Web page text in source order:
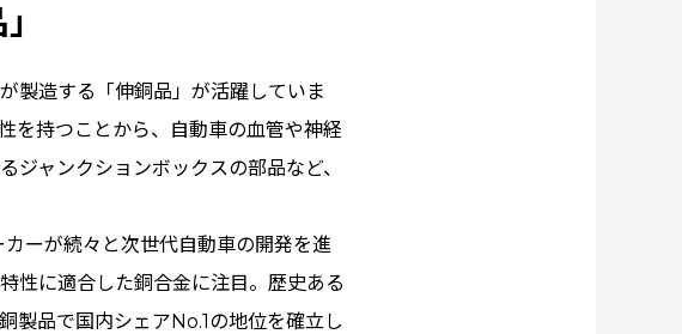
製造する「伸銅品」が活躍していま
を持つことから、自動車の血管や神経
ャンクションボックスの部品など、
ーが続々と次世代自動車の開発を進
性に適合した銅合金に注目。歴史ある
製品で国内シェアNo.1の地位を確立し